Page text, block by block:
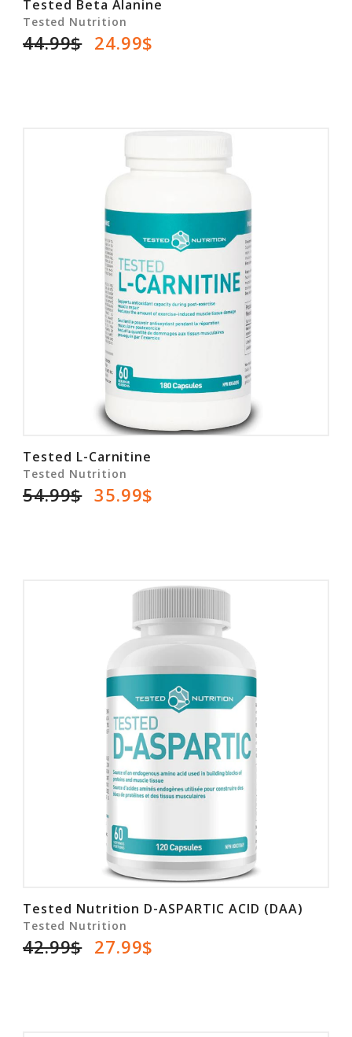
Tested Beta Alanine
Tested Nutrition
44.99$ 24.99$
Tested L-Carnitine
Tested Nutrition
54.99$ 35.99$
Tested Nutrition D-ASPARTIC ACID (DAA)
Tested Nutrition
42.99$ 27.99$